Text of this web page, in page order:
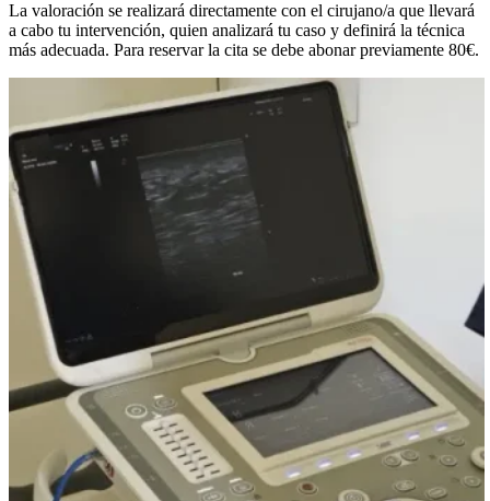
La valoración se realizará directamente con el cirujano/a que llevará
a cabo tu intervención, quien analizará tu caso y definirá la técnica
más adecuada. Para reservar la cita se debe abonar previamente 80€.